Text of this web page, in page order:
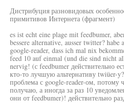
Дистрибуция разновидовых
примитивов Интернета (фрагмент)
es ist echt eine plage mit feedbumer,
bessere alternative, ausser twitter?
google-reader, dass ich mal nix
feed 10 auf einmal (und die sind nicht
nervig! (с feedbumer действительно
кто-то лучшую альтернативу twiüer-
проблема с google-reader-ом, потому
получаю, а иногда за раз 10
они от feedbumer)! действительно